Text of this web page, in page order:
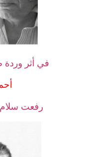
في أثر وردة
رفعت